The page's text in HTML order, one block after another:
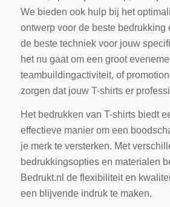
We bieden ook hulp bij het
ontwerp voor de beste bedrukking
de beste techniek voor jouw
het nu gaat om een groot
teambuildingactiviteit, of
zorgen dat jouw T-shirts er
Het bedrukken van T-shirts biedt
effectieve manier om een
je merk te versterken. Met
bedrukkingsopties en materialen
Bedrukt.nl de flexibiliteit en
een blijvende indruk te maken.